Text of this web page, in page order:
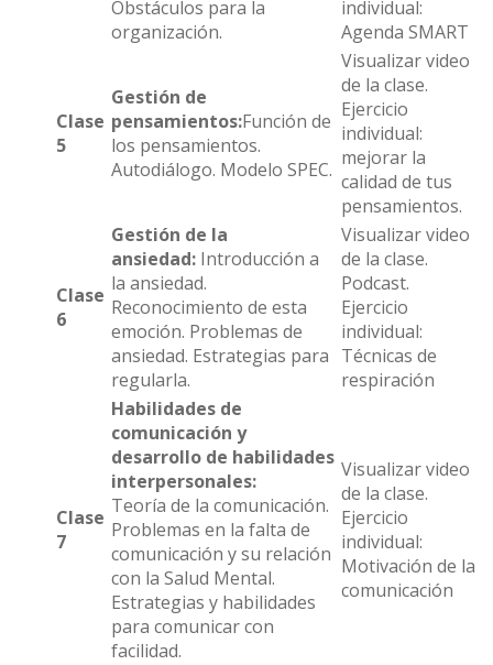
Obstáculos para la
organización.
individual:
Agenda SMART
Clase
5
Gestión de
pensamientos:Función de
los pensamientos.
Autodiálogo. Modelo SPEC.
Visualizar video
de la clase.
Ejercicio
individual:
mejorar la
calidad de tus
pensamientos.
Clase
6
Gestión de la
ansiedad: Introducción a
la ansiedad.
Reconocimiento de esta
emoción. Problemas de
ansiedad. Estrategias para
regularla.
Visualizar video
de la clase.
Podcast.
Ejercicio
individual:
Técnicas de
respiración
Clase
7
Habilidades de
comunicación y
desarrollo de habilidades
interpersonales:
Teoría de la comunicación.
Problemas en la falta de
comunicación y su relación
con la Salud Mental.
Estrategias y habilidades
para comunicar con
facilidad.
Visualizar video
de la clase.
Ejercicio
individual:
Motivación de la
comunicación